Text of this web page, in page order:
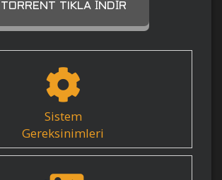
TORRENT TIKLA İNDIR
Sistem
Gereksinimleri